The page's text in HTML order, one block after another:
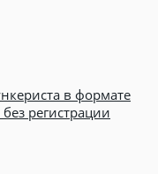
в формате
регистрации